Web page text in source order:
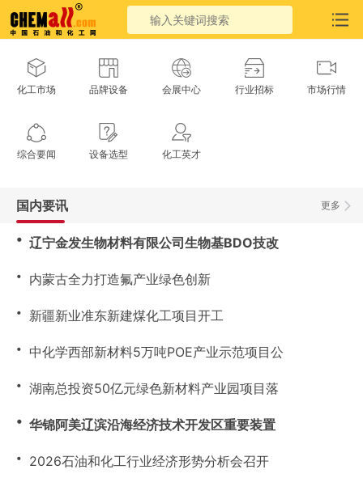
化工市场 品牌设备 会展中心 行业招标 市场行情
综合要闻 设备选型 化工英才
更多
国内要讯
・ 辽宁金发生物材料有限公司生物基BDO技改
・ 内蒙古全力打造氟产业绿色创新
・ 新疆新业准东新建煤化工项目开工
・ 中化学西部新材料5万吨POE产业示范项目公
・ 湖南总投资50亿元绿色新材料产业园项目落
・ 华锦阿美辽滨沿海经济技术开发区重要装置
・ 2026石油和化工行业经济形势分析会召开